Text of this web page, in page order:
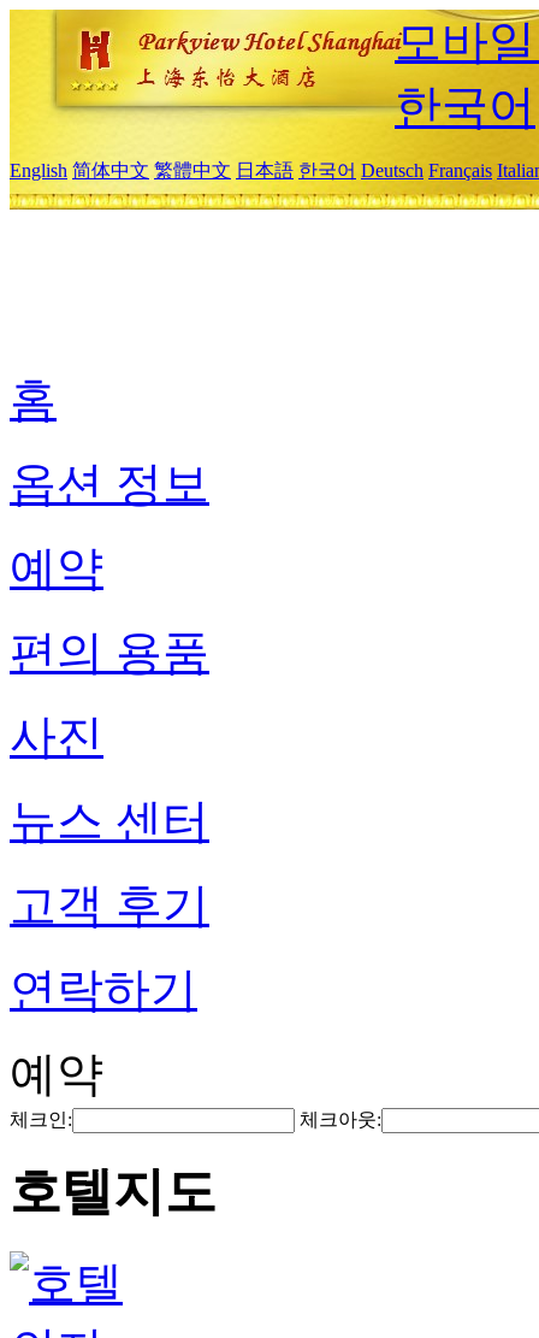
모바
한국어
English 简体中文 繁體中文 日本語 한국어 Deutsch Français
홈
옵션 정보
예약
편의 용품
사진
뉴스 센터
고객 후기
연락하기
예약
체크인: 체크아웃:
호텔지도